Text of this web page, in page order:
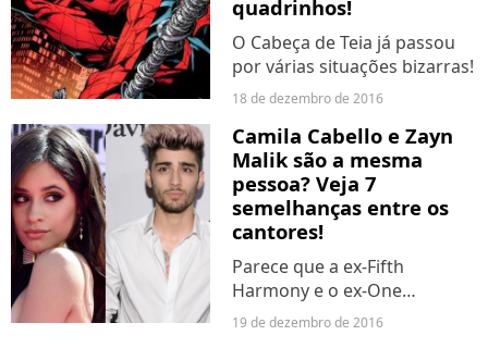
quadrinhos!
O Cabeça de Teia já passou
por várias situações bizarras!
18 de dezembro de 2016
Camila Cabello e Zayn
Malik são a mesma
pessoa? Veja 7
semelhanças entre os
cantores!
Parece que a ex-Fifth
Harmony e o ex-One
Direction são bem parecidos,
19 de dezembro de 2016